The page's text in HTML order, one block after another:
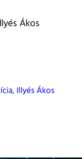
Ákos
, Illyés Ákos